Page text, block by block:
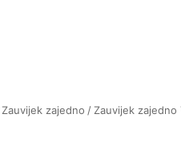
Zauvijek zajedno / Zauvijek zajedno